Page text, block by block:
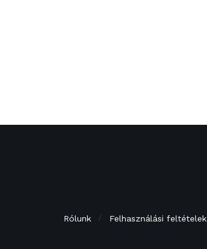
Rólunk Felhasználási feltételek